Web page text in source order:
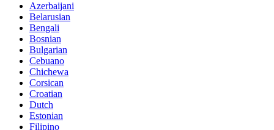
Azerbaijani
Belarusian
Bengali
Bosnian
Bulgarian
Cebuano
Chichewa
Corsican
Croatian
Dutch
Estonian
Filipino